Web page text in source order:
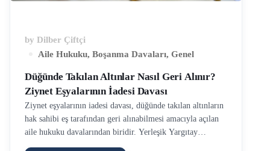
by Dilber Çiftçi
Aile Hukuku, Boşanma Davaları, Genel
Düğünde Takılan Altınlar Nasıl Geri Alınır?
Ziynet Eşyalarının İadesi Davası
Ziynet eşyalarının iadesi davası, düğünde takılan altınların
hak sahibi eş tarafından geri alınabilmesi amacıyla açılan
aile hukuku davalarından biridir. Yerleşik Yargıtay